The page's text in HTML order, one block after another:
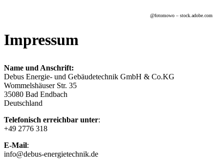
@fotomowo – stock.adobe.com
Impressum
Name und Anschrift:
Debus Energie- und Gebäudetechnik GmbH & Co.KG
Wommelshäuser Str. 35
35080 Bad Endbach
Deutschland
Telefonisch erreichbar unter:
+49 2776 318
E-Mail:
info@debus-energietechnik.de